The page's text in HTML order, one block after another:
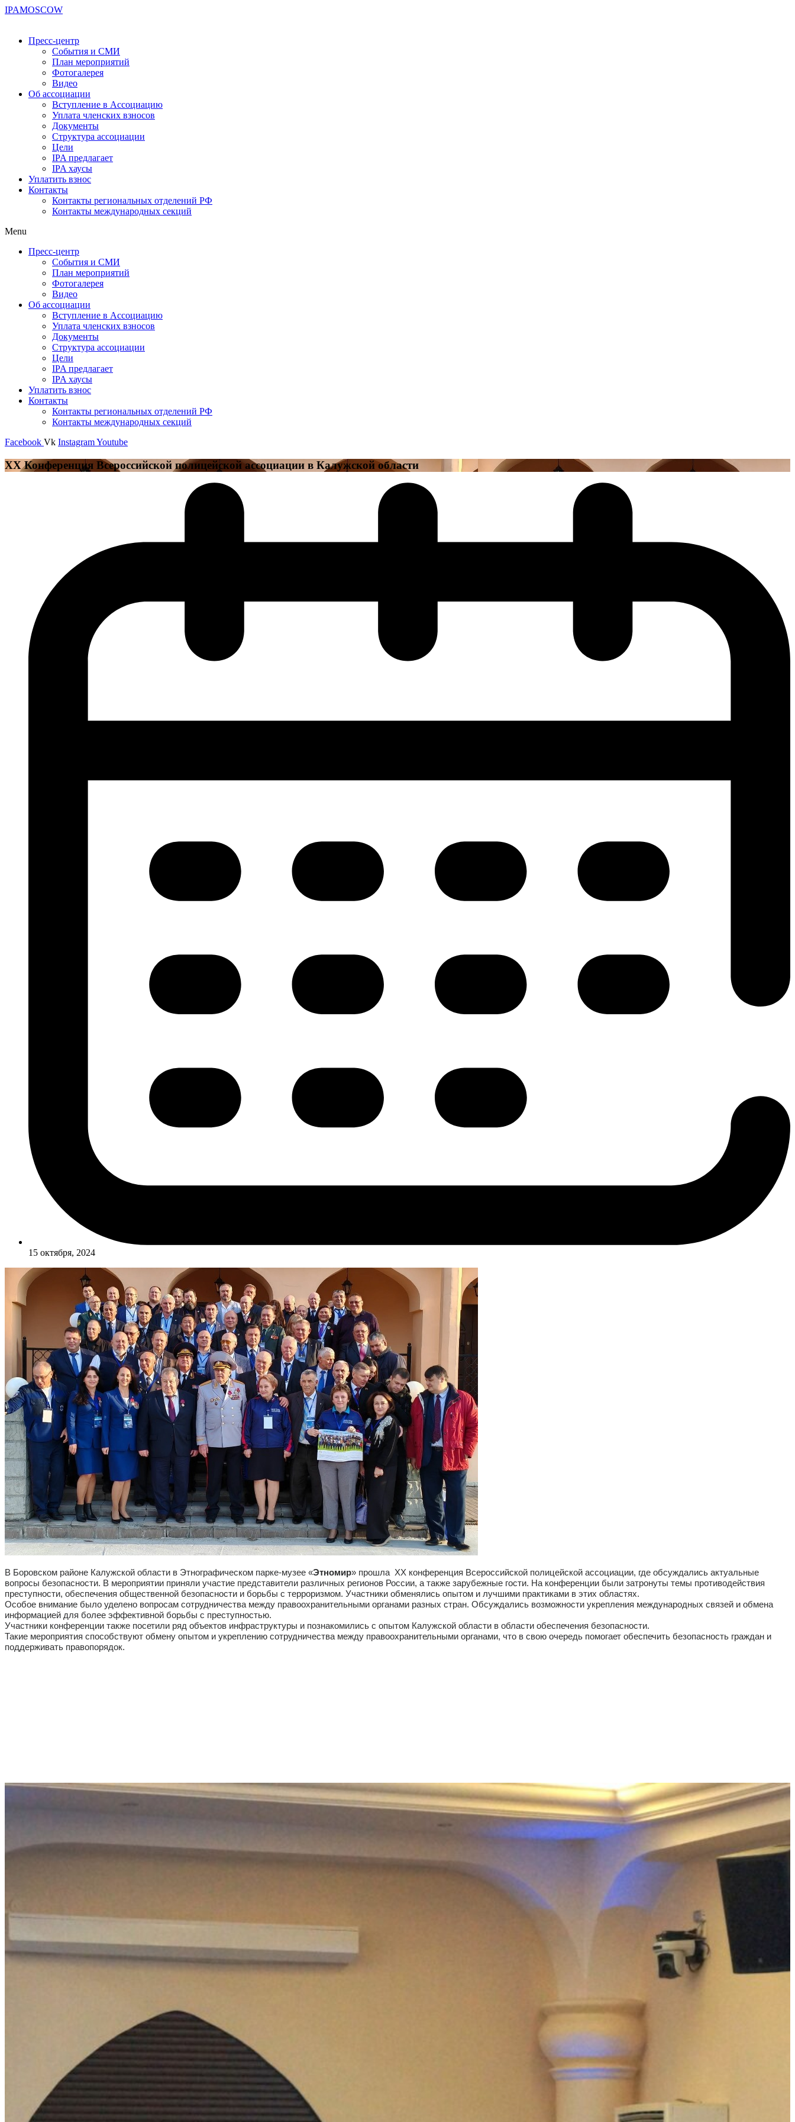
IPAMOSCOW
Пресс-центр
События и СМИ
План мероприятий
Фотогалерея
Видео
Об ассоциации
Вступление в Ассоциацию
Уплата членских взносов
Документы
Структура ассоциации
Цели
IPA предлагает
IPA хаусы
Уплатить взнос
Контакты
Контакты региональных отделений РФ
Контакты международных секций
Menu
Пресс-центр
События и СМИ
План мероприятий
Фотогалерея
Видео
Об ассоциации
Вступление в Ассоциацию
Уплата членских взносов
Документы
Структура ассоциации
Цели
IPA предлагает
IPA хаусы
Уплатить взнос
Контакты
Контакты региональных отделений РФ
Контакты международных секций
Facebook Vk InstagramYoutube
ХХ Конференция Всероссийской полицейской ассоциации в Калужской области
15 октября, 2024
В Боровском районе Калужской области в Этнографическом парке-музее «Этномир» прошла ХХ конференция Всероссийской полицейской ассоциации, где обсуждались актуальные
вопросы безопасности. В мероприятии приняли участие представители различных регионов России, а также зарубежные гости. На конференции были затронуты темы противодействия
преступности, обеспечения общественной безопасности и борьбы с терроризмом. Участники обменялись опытом и лучшими практиками в этих областях.
Особое внимание было уделено вопросам сотрудничества между правоохранительными органами разных стран. Обсуждались возможности укрепления международных связей и обмена
информацией для более эффективной борьбы с преступностью.
Участники конференции также посетили ряд объектов инфраструктуры и познакомились с опытом Калужской области в области обеспечения безопасности.
Такие мероприятия способствуют обмену опытом и укреплению сотрудничества между правоохранительными органами, что в свою очередь помогает обеспечить безопасность граждан и
поддерживать правопорядок.